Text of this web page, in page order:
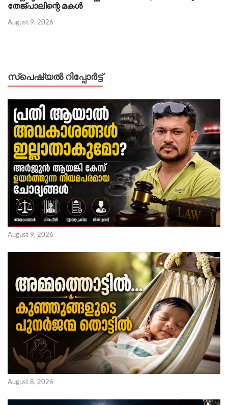
തേജ്പാലിന്റെ മകൾ
August 9, 2026
സ്പെഷ്യൽ റിപ്പോര്‍ട്ട്
August 9, 2026
August 8, 2026